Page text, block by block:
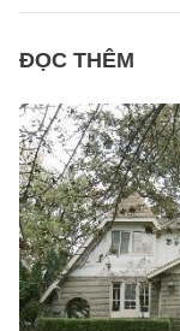
ĐỌC THÊM